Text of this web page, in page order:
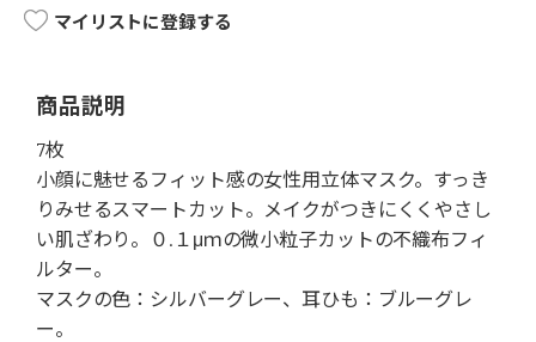
マイリストに登録する
商品説明
7枚
小顔に魅せるフィット感の女性用立体マスク。すっき
りみせるスマートカット。メイクがつきにくくやさし
い肌ざわり。０.１μｍの微小粒子カットの不織布フィ
ルター。
マスクの色：シルバーグレー、耳ひも：ブルーグレ
ー。